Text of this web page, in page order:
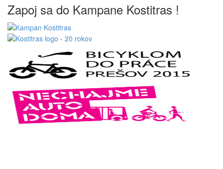
Zapoj sa do Kampane Kostitras !